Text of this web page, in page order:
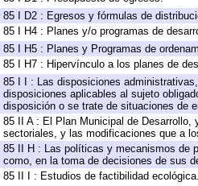
85 I D2 : Egresos y fórmulas de
85 I H4 : Planes y/o programas de
85 I H5 : Planes y Programas de
85 I H7 : Hipervínculo a los planes de
85 I I : Las disposiciones
disposiciones aplicables al sujeto
disposición o se trate de situaciones de
85 II A : El Plan Municipal de Desarrollo,
sectoriales, y las modificaciones que a
85 II H : Las políticas y mecanismos de
como, en la toma de decisiones de sus
85 II I : Estudios de factibilidad ecológica.